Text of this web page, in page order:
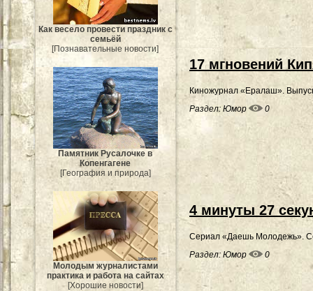
Как весело провести праздник с
семьёй
[Познавательные новости]
Памятник Русалочке в
Копенгагене
[География и природа]
Молодым журналистами
практика и работа на сайтах
[Хорошие новости]
17 мгновений
Киножурнал «Ералаш».
Раздел: Юмор 0
4 минуты 27
Сериал «Даешь Молодежь».
Раздел: Юмор 0